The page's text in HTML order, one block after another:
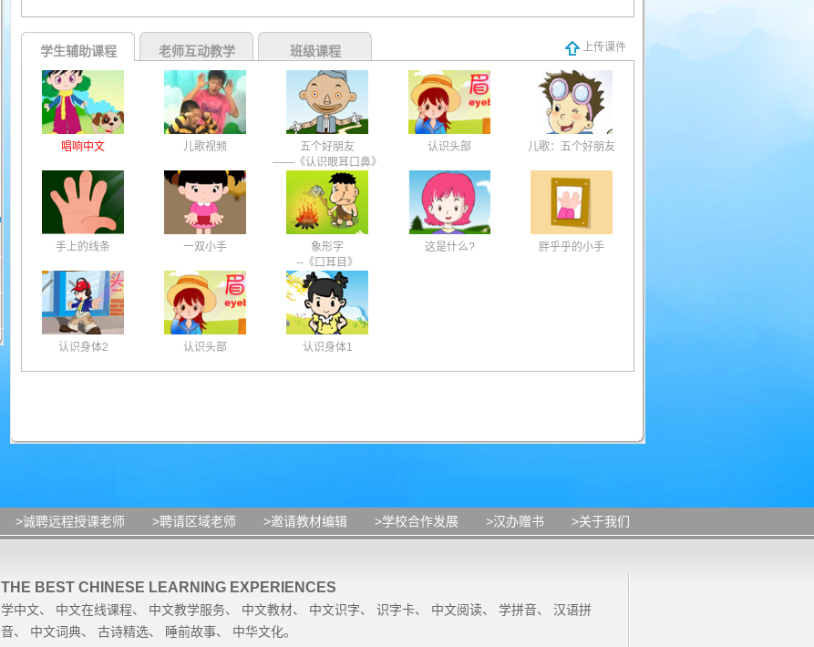
学生辅助课程 老师互动教学 班级课程 上传课件
唱响中文 儿歌视频
五个好朋友
——《认识眼耳口鼻》
认识头部 儿歌：五个好朋友
手上的线条 一双小手
象形字
--《口耳目》
这是什么? 胖乎乎的小手
认识身体2 认识头部 认识身体1
>诚聘远程授课老师 >聘请区域老师 >邀请教材编辑 >学校合作发展 >汉办赠书 >关于我们
THE BEST CHINESE LEARNING EXPERIENCES
学中文、 中文在线课程、 中文教学服务、 中文教材、 中文识字、 识字卡、 中文阅读、 学拼音、 汉语拼
音、 中文词典、 古诗精选、 睡前故事、 中华文化。